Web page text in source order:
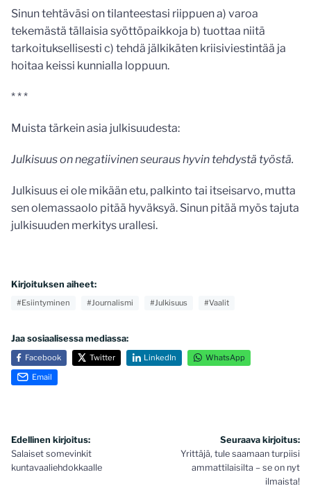
Sinun tehtäväsi on tilanteestasi riippuen a) varoa
tekemästä tällaisia syöttöpaikkoja b) tuottaa niitä
tarkoituksellisesti c) tehdä jälkikäten kriisiviestintää ja
hoitaa keissi kunnialla loppuun.
* * *
Muista tärkein asia julkisuudesta:
Julkisuus on negatiivinen seuraus hyvin tehdystä työstä.
Julkisuus ei ole mikään etu, palkinto tai itseisarvo, mutta
sen olemassaolo pitää hyväksyä. Sinun pitää myös tajuta
julkisuuden merkitys urallesi.
Kirjoituksen aiheet:
#Esiintyminen #Journalismi #Julkisuus #Vaalit
Jaa sosiaalisessa mediassa:
Facebook Twitter LinkedIn WhatsApp
Email
Artikkelien
selaus
Edellinen kirjoitus:
Salaiset somevinkit
kuntavaaliehdokkaalle
Seuraava kirjoitus:
Yrittäjä, tule saamaan turpiisi
ammattilaisilta – se on nyt
ilmaista!